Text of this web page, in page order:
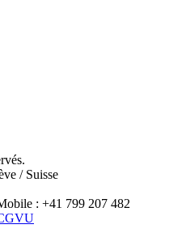
X
/ Suisse
: +41 799 207 482